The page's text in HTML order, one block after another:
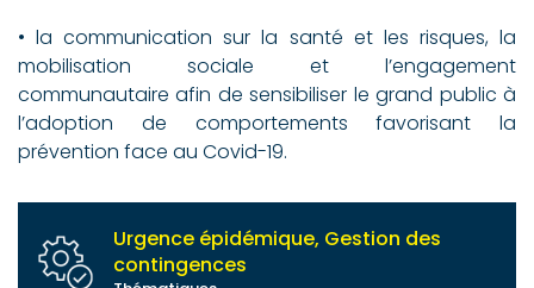
• la communication sur la santé et les risques, la
mobilisation sociale et l’engagement
communautaire afin de sensibiliser le grand public à
l’adoption de comportements favorisant la
prévention face au Covid-19.
Urgence épidémique, Gestion des
contingences